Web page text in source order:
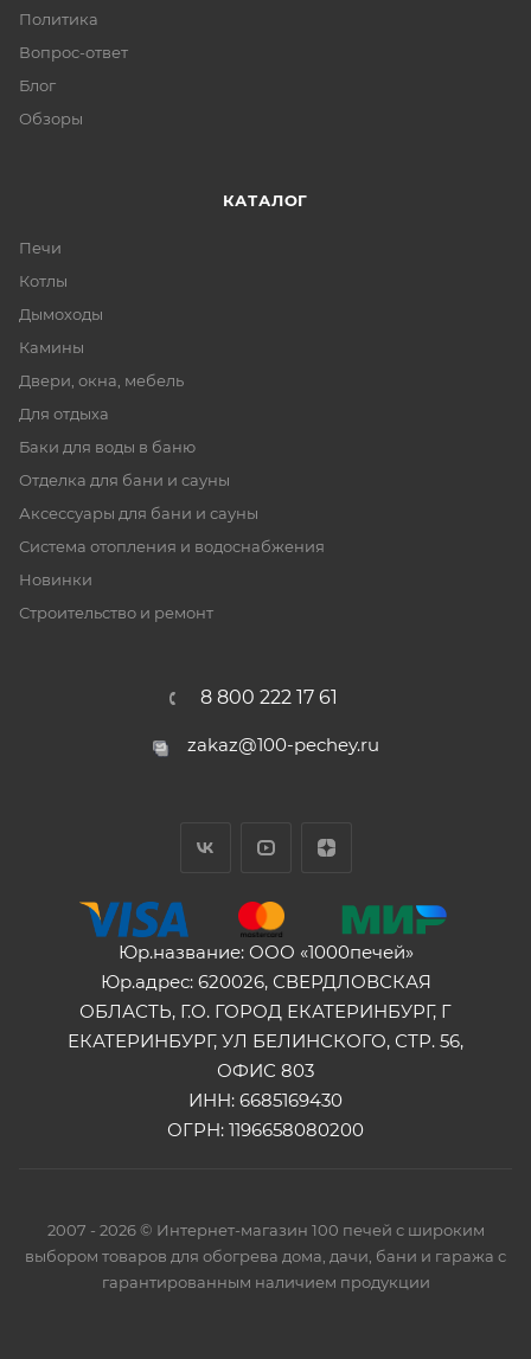
Политика
Вопрос-ответ
Блог
Обзоры
КАТАЛОГ
Печи
Котлы
Дымоходы
Камины
Двери, окна, мебель
Для отдыха
Баки для воды в баню
Отделка для бани и сауны
Аксессуары для бани и сауны
Система отопления и водоснабжения
Новинки
Строительство и ремонт
8 800 222 17 61
zakaz@100-pechey.ru
Юр.название: ООО «1000печей»
Юр.адрес: 620026, СВЕРДЛОВСКАЯ
ОБЛАСТЬ, Г.О. ГОРОД ЕКАТЕРИНБУРГ, Г
ЕКАТЕРИНБУРГ, УЛ БЕЛИНСКОГО, СТР. 56,
ОФИС 803
ИНН: 6685169430
ОГРН: 1196658080200
2007 - 2026 © Интернет-магазин 100 печей с широким
выбором товаров для обогрева дома, дачи, бани и гаража с
гарантированным наличием продукции